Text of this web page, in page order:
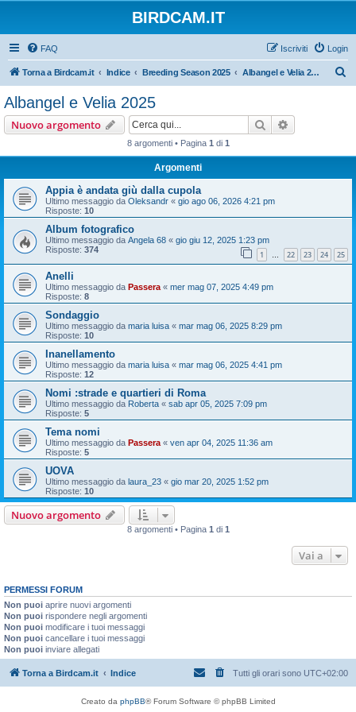
BIRDCAM.IT
FAQ Login
Iscriviti
Torna a Birdcam.it Indice Breeding Season 2025 Albangel e Velia 2025
Albangel e Velia 2025
Nuovo argomento Cerca
8 argomenti • Pagina 1 di 1
Argomenti
Appia è andata giù dalla cupola
Ultimo messaggio da Oleksandr « gio ago 06, 2026 4:21 pm
Risposte: 10
Album fotografico
Ultimo messaggio da Angela 68 « gio giu 12, 2025 1:23 pm
Risposte: 374 1 … 22 23 24 25
Anelli
Ultimo messaggio da Passera « mer mag 07, 2025 4:49 pm
Risposte: 8
Sondaggio
Ultimo messaggio da maria luisa « mar mag 06, 2025 8:29 pm
Risposte: 10
Inanellamento
Ultimo messaggio da maria luisa « mar mag 06, 2025 4:41 pm
Risposte: 12
Nomi :strade e quartieri di Roma
Ultimo messaggio da Roberta « sab apr 05, 2025 7:09 pm
Risposte: 5
Tema nomi
Ultimo messaggio da Passera « ven apr 04, 2025 11:36 am
Risposte: 5
UOVA
Ultimo messaggio da laura_23 « gio mar 20, 2025 1:52 pm
Risposte: 10
Nuovo argomento
8 argomenti • Pagina 1 di 1
Vai a
PERMESSI FORUM
Non puoi aprire nuovi argomenti
Non puoi rispondere negli argomenti
Non puoi modificare i tuoi messaggi
Non puoi cancellare i tuoi messaggi
Non puoi inviare allegati
Torna a Birdcam.it Indice Tutti gli orari sono UTC+02:00
Creato da phpBB® Forum Software © phpBB Limited